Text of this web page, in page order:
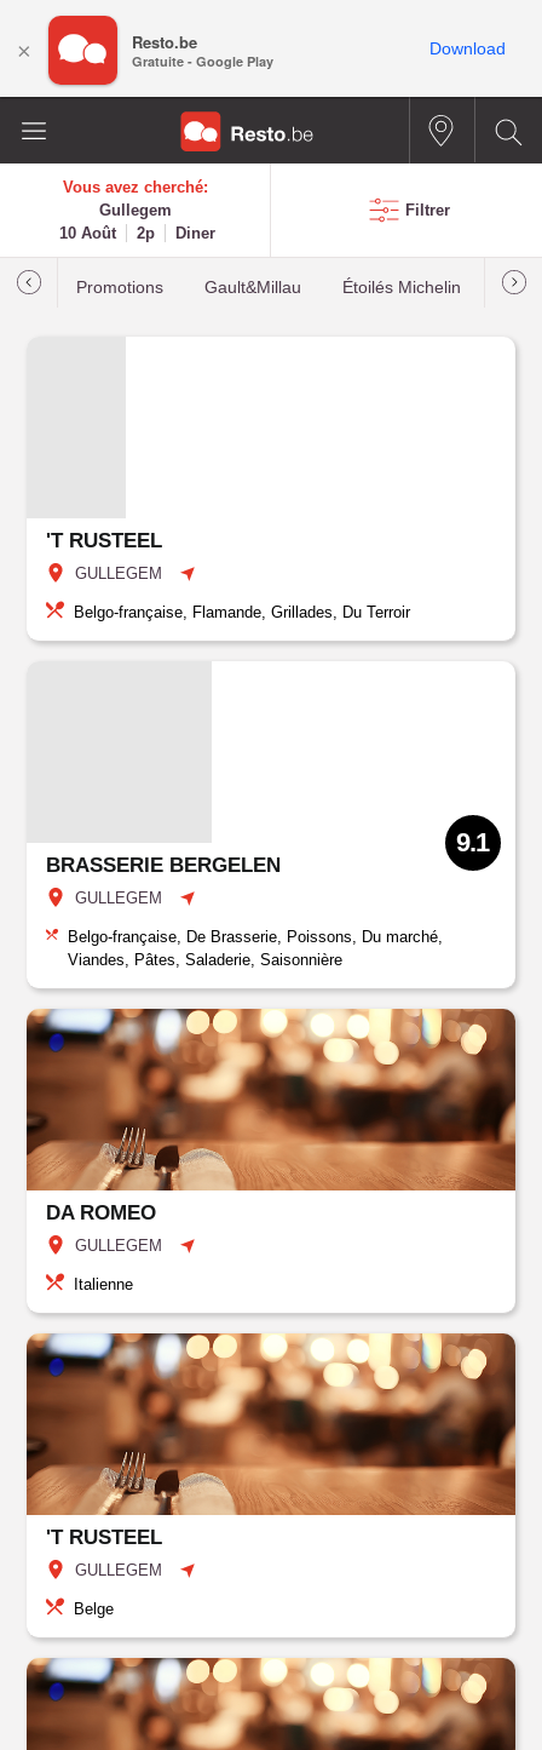
Vous avez cherché:
Gullegem
10 Août
2p Diner
Filtrer
Promotions Gault&Millau Étoilés Michelin Les
'T RUSTEEL
GULLEGEM
Belgo-française, Flamande, Grillades, Du Terroir
BRASSERIE BERGELEN
GULLEGEM
9.1
Belgo-française, De Brasserie, Poissons, Du marché,
Viandes, Pâtes, Saladerie, Saisonnière
DA ROMEO
GULLEGEM
Italienne
'T RUSTEEL
GULLEGEM
Belge
× Resto.be
Gratuite - Google Play
Download